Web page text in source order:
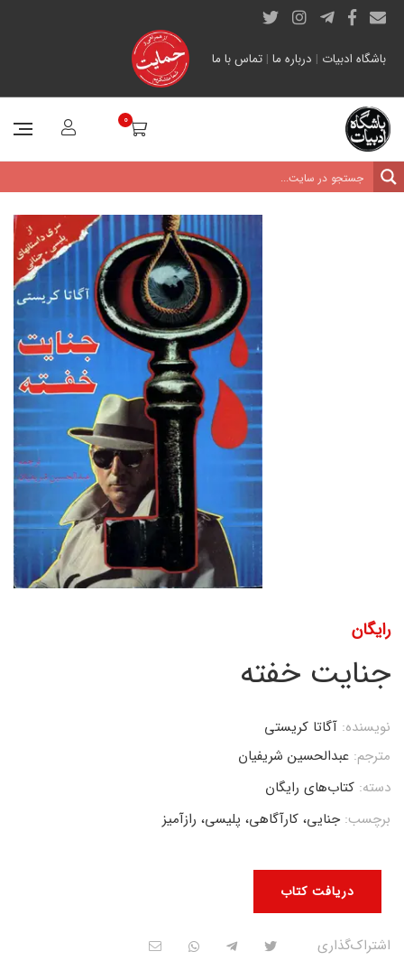
باشگاه ادبیات | درباره ما | تماس با ما
0
رایگان
جنایت خفته
دریافت کتاب
نویسنده: آگاتا کریستی
مترجم: عبدالحسین شریفیان
دسته: کتاب‌های رایگان
برچسب: جنایی، کارآگاهی، پلیسی، رازآمیز
اشتراک‌گذاری